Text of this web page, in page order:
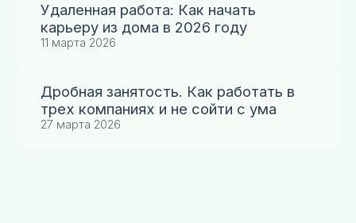
Удаленная работа: Как начать
карьеру из дома в 2026 году
11 марта 2026
Дробная занятость. Как работать в
трех компаниях и не сойти с ума
27 марта 2026